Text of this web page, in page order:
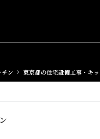
ン 東京都の住宅設備工事・キ